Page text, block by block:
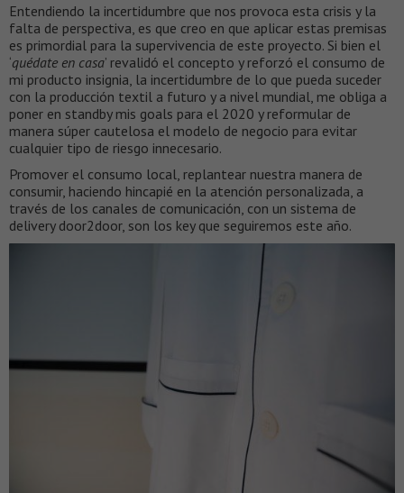
Entendiendo la incertidumbre que nos provoca esta crisis y la
falta de perspectiva, es que creo en que aplicar estas premisas
es primordial para la supervivencia de este proyecto. Si bien el
‘quédate en casa’ revalidó el concepto y reforzó el consumo de
mi producto insignia, la incertidumbre de lo que pueda suceder
con la producción textil a futuro y a nivel mundial, me obliga a
poner en standby mis goals para el 2020 y reformular de
manera súper cautelosa el modelo de negocio para evitar
cualquier tipo de riesgo innecesario.
Promover el consumo local, replantear nuestra manera de
consumir, haciendo hincapié en la atención personalizada, a
través de los canales de comunicación, con un sistema de
delivery door2door, son los key que seguiremos este año.